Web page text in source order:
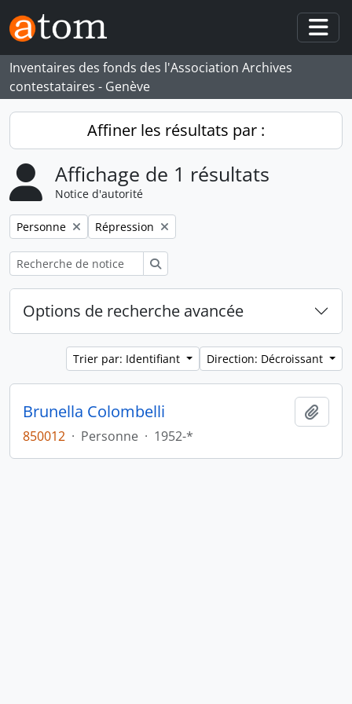
Skip to main content
Inventaires des fonds des l'Association Archives
contestataires - Genève
Affiner les résultats par :
Affichage de 1 résultats
Notice d'autorité
Remove filter:
Personne Remove filter:
Répression
Options de recherche avancée
Trier par: Identifiant Direction: Décroissant
Brunella Colombelli
850012 · Personne · 1952-*